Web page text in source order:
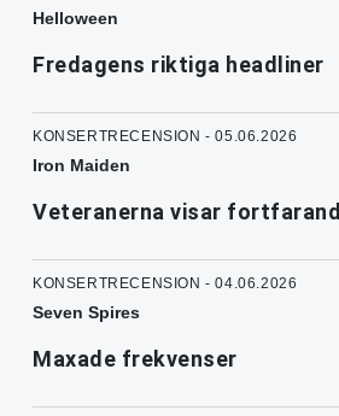
Helloween
Fredagens riktiga headliner
KONSERTRECENSION - 05.06.2026
Iron Maiden
Veteranerna visar
KONSERTRECENSION - 04.06.2026
Seven Spires
Maxade frekvenser